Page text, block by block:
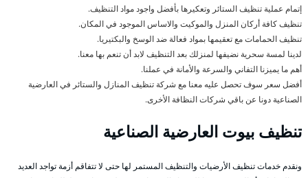
إتمام عملية تنظيف الستائر وتعكيرها بأفضل واجود مواد التنظيف.
تنظيف كافة أركان المنزل والموكيت والاساس الموجود في المكان.
تنظيف الحمامات مع تعقيمها بمواد فعالة ضد الوسخ والبكتيريا.
لدينا لمسة سحرية نضيفها لمنزلك بعد التنظيف لابد أن تنعم بها معنا.
أهم ما يميزنا التفاني والسرعة والأمانة في عملنا.
أفضل سعر سوف تحصل عليه معنا مع شركة تنظيف المنازل والستائر في العارضية
الصناعية دونا عن باقي شركات النظافة الأخرى.
تنظيف بيوت العارضية الصناعية
ونقدم خدمات تنظيف الأرضيات والتنظيف المستمر لها حتى لا تتفاقم أزمة تواجد العديد